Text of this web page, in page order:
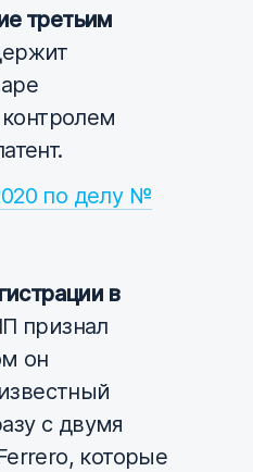
третьим
по делу №
в
признал
он
с двумя
которые